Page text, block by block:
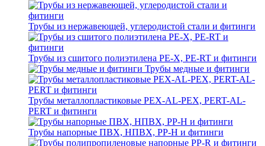
Трубы из нержавеющей, углеродистой стали и фитинги
Трубы из сшитого полиэтилена PE-X, PE-RT и фитинги
Трубы медные и фитинги
Трубы металлопластиковые PEX-AL-PEX, PERT-AL-
PERT и фитинги
Трубы напорные ПВХ, НПВХ, PP-H и фитинги